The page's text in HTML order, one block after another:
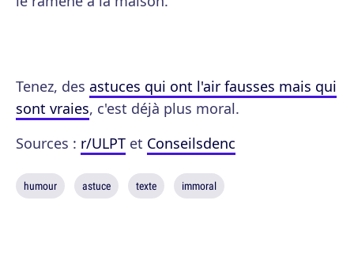
Tenez, des astuces qui ont l'air fausses mais qui
sont vraies, c'est déjà plus moral.
Sources : r/ULPT et Conseilsdenc
humour astuce texte immoral